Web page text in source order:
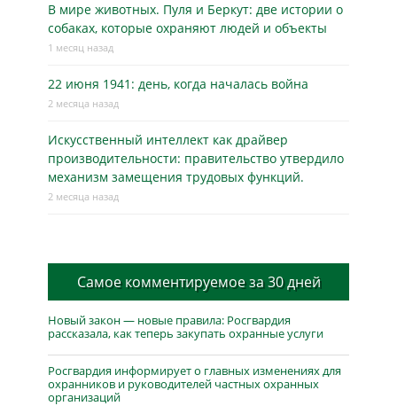
В мире животных. Пуля и Беркут: две истории о
собаках, которые охраняют людей и объекты
1 месяц назад
22 июня 1941: день, когда началась война
2 месяца назад
Искусственный интеллект как драйвер
производительности: правительство утвердило
механизм замещения трудовых функций.
2 месяца назад
Самое комментируемое за 30 дней
Новый закон — новые правила: Росгвардия
рассказала, как теперь закупать охранные услуги
Росгвардия информирует о главных изменениях для
охранников и руководителей частных охранных
организаций